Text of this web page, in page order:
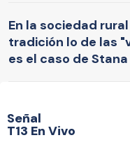
En la sociedad
tradición lo de las
es el caso de
Señal
T13 En Vivo